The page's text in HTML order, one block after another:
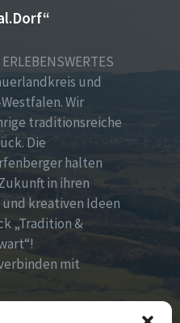
und
Wir
traditionsreiche
Die
halten
in ihren
kreativen Ideen
„Tradition &
mit